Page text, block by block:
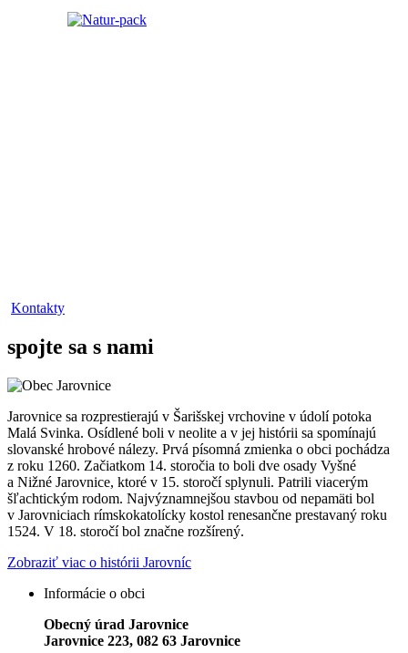
Kontakty
spojte sa s nami
Jarovnice sa rozprestierajú v Šarišskej vrchovine v údolí potoka
Malá Svinka. Osídlené boli v neolite a v jej histórii sa spomínajú
slovanské hrobové nálezy. Prvá písomná zmienka o obci pochádza
z roku 1260. Začiatkom 14. storočia to boli dve osady Vyšné
a Nižné Jarovnice, ktoré v 15. storočí splynuli. Patrili viacerým
šľachtickým rodom. Najvýznamnejšou stavbou od nepamäti bol
v Jarovniciach rímskokatolícky kostol renesančne prestavaný roku
1524. V 18. storočí bol značne rozšírený.
Zobraziť viac o histórii Jarovníc
Informácie o obci
Obecný úrad Jarovnice
Jarovnice 223, 082 63 Jarovnice